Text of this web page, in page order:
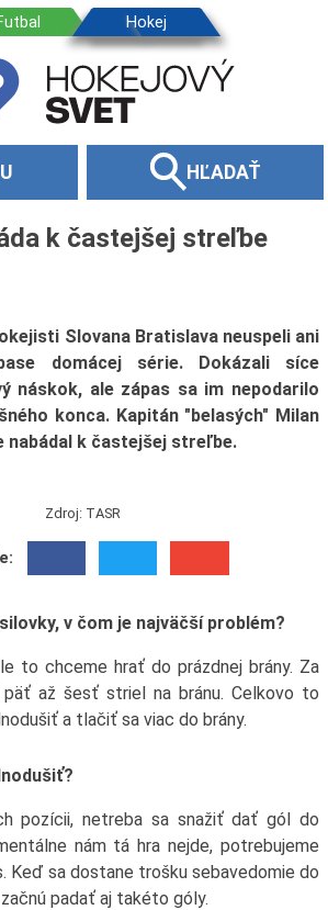
HĽADAŤ
k častejšej streľbe
Slovana Bratislava neuspeli ani
domácej série. Dokázali síce
náskok, ale zápas sa im nepodarilo
konca. Kapitán "belasých" Milan
nabádal k častejšej streľbe.
Zdroj: TASR
v čom je najväčší problém?
to chceme hrať do prázdnej brány. Za
až šesť striel na bránu. Celkovo to
a tlačiť sa viac do brány.
pozícii, netreba sa snažiť dať gól do
nám tá hra nejde, potrebujeme
Keď sa dostane trošku sebavedomie do
padať aj takéto góly.